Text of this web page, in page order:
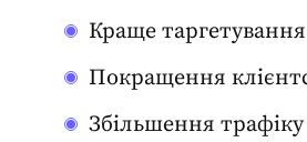
Краще таргетування
Покращення
Збільшення